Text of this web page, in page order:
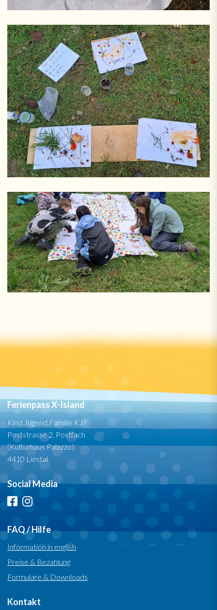
Ferienpass X-Island
Kind.Jugend.Familie KJF
Poststrasse 2, Postfach
(Kulturhaus Palazzo)
4410 Liestal
Social Media
FAQ / Hilfe
Information in english
Preise & Bezahlung
Formulare & Downloads
Kontakt